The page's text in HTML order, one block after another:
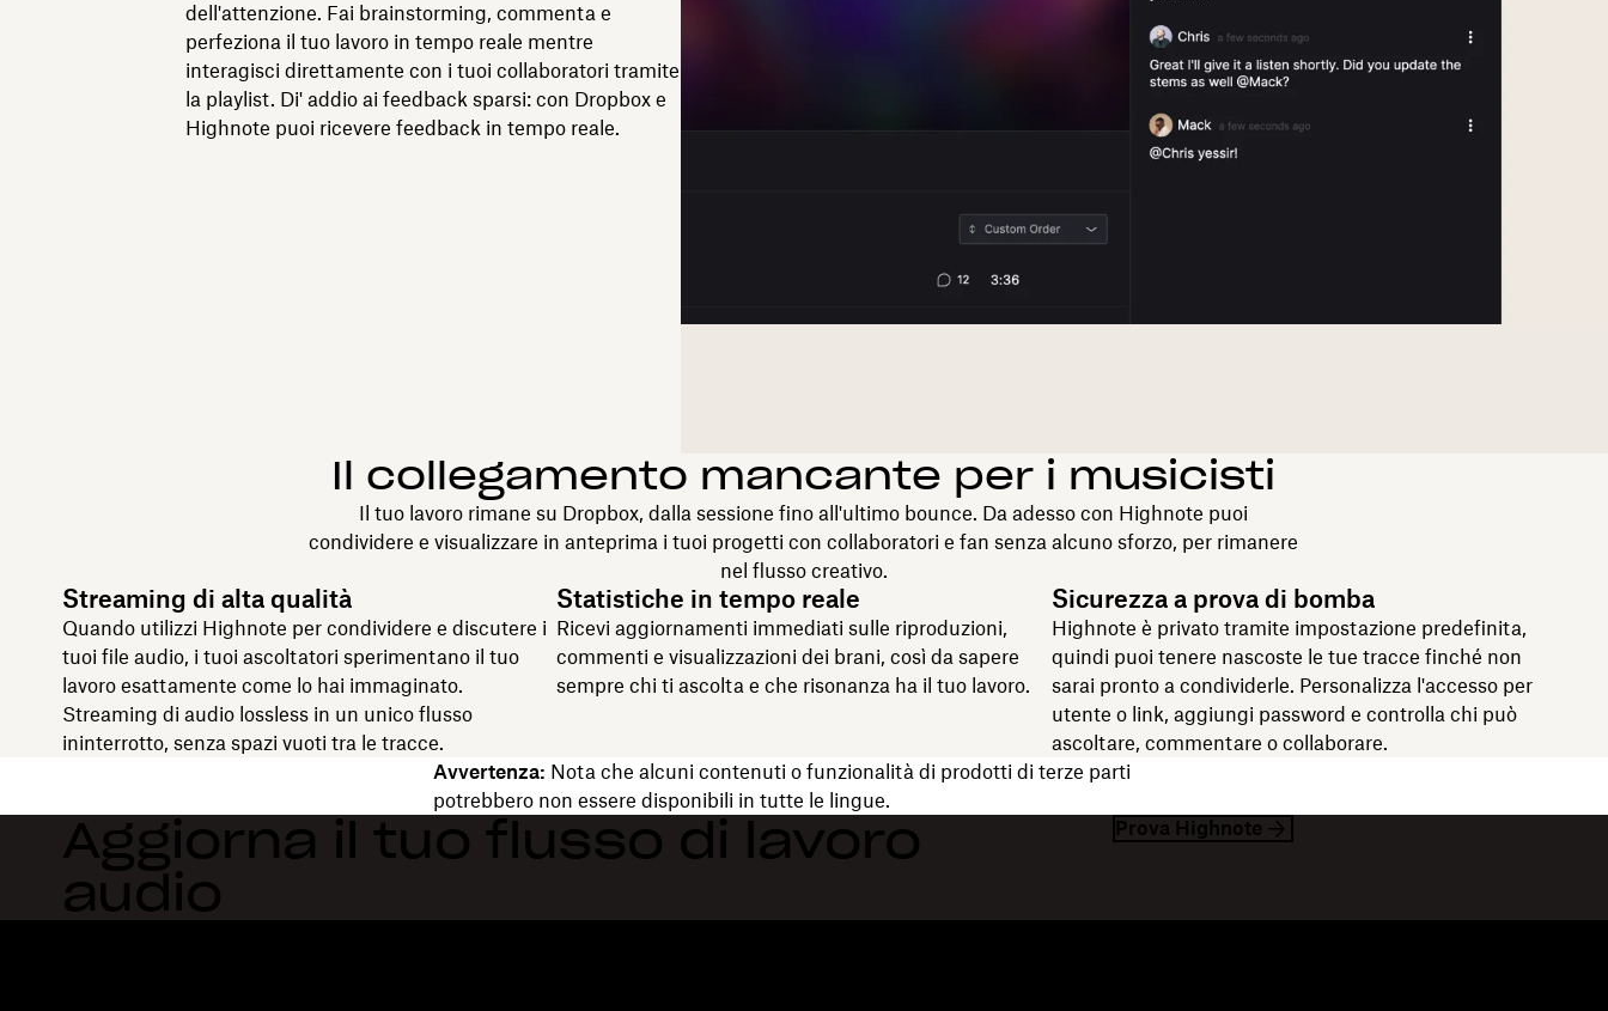
dell'attenzione. Fai brainstorming, commenta e
perfeziona il tuo lavoro in tempo reale mentre
interagisci direttamente con i tuoi collaboratori tramite
la playlist. Di' addio ai feedback sparsi: con Dropbox e
Highnote puoi ricevere feedback in tempo reale.
Il collegamento mancante per i musicisti
Il tuo lavoro rimane su Dropbox, dalla sessione fino all'ultimo bounce. Da adesso con Highnote puoi
condividere e visualizzare in anteprima i tuoi progetti con collaboratori e fan senza alcuno sforzo, per rimanere
nel flusso creativo.
Streaming di alta qualità
Quando utilizzi Highnote per condividere e discutere i
tuoi file audio, i tuoi ascoltatori sperimentano il tuo
lavoro esattamente come lo hai immaginato.
Streaming di audio lossless in un unico flusso
ininterrotto, senza spazi vuoti tra le tracce.
Statistiche in tempo reale
Ricevi aggiornamenti immediati sulle riproduzioni,
commenti e visualizzazioni dei brani, così da sapere
sempre chi ti ascolta e che risonanza ha il tuo lavoro.
Sicurezza a prova di bomba
Highnote è privato tramite impostazione predefinita,
quindi puoi tenere nascoste le tue tracce finché non
sarai pronto a condividerle. Personalizza l'accesso per
utente o link, aggiungi password e controlla chi può
ascoltare, commentare o collaborare.
Avvertenza: Nota che alcuni contenuti o funzionalità di prodotti di terze parti
potrebbero non essere disponibili in tutte le lingue.
Aggiorna il tuo flusso di lavoro
audio
Prova Highnote